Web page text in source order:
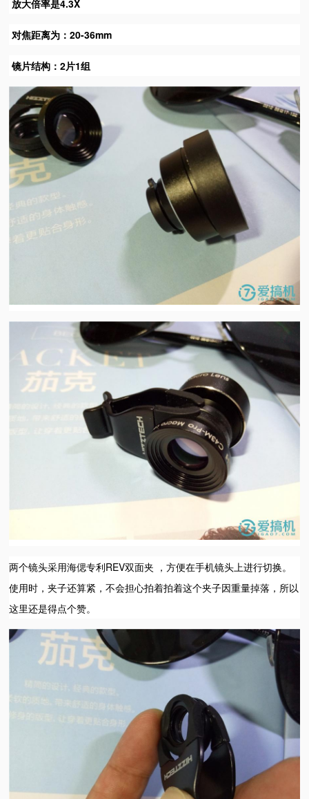
放大倍率是4.3X
对焦距离为：20-36mm
镜片结构：2片1组
两个镜头采用海偲专利REV双面夹 ，方便在手机镜头上进行切换。
使用时，夹子还算紧，不会担心拍着拍着这个夹子因重量掉落，所以
这里还是得点个赞。